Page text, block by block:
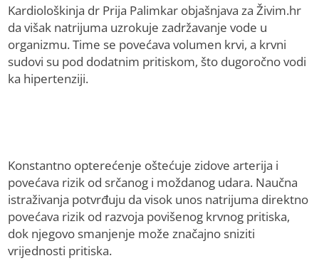
Kardiološkinja dr Prija Palimkar objašnjava za Živim.hr
da višak natrijuma uzrokuje zadržavanje vode u
organizmu. Time se povećava volumen krvi, a krvni
sudovi su pod dodatnim pritiskom, što dugoročno vodi
ka hipertenziji.
Konstantno opterećenje oštećuje zidove arterija i
povećava rizik od srčanog i moždanog udara. Naučna
istraživanja potvrđuju da visok unos natrijuma direktno
povećava rizik od razvoja povišenog krvnog pritiska,
dok njegovo smanjenje može značajno sniziti
vrijednosti pritiska.